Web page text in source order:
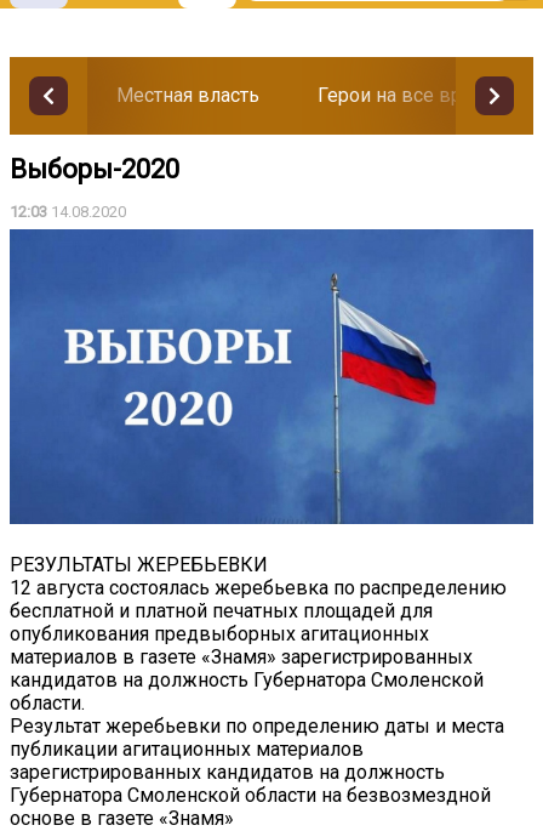
Местная власть Герои на все времена
Выборы-2020
12:03 14.08.2020
РЕЗУЛЬТАТЫ ЖЕРЕБЬЕВКИ
12 августа состоялась жеребьевка по распределению
бесплатной и платной печатных площадей для
опубликования предвыборных агитационных
материалов в газете «Знамя» зарегистрированных
кандидатов на должность Губернатора Смоленской
области.
Результат жеребьевки по определению даты и места
публикации агитационных материалов
зарегистрированных кандидатов на должность
Губернатора Смоленской области на безвозмездной
основе в газете «Знамя»